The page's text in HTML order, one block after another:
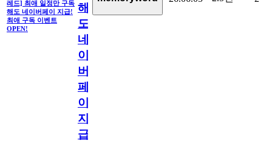
레드] 최애 일정만 구독
해도 네이버페이 지급!
최애 구독 이벤트
OPEN!
해
도
네
이
버
페
이
지
급!